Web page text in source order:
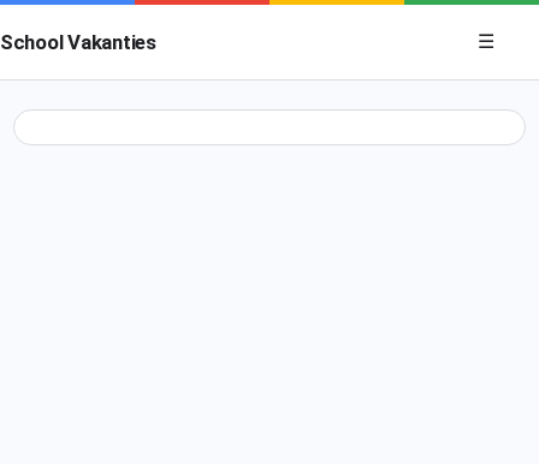
School Vakanties
Menu
☰